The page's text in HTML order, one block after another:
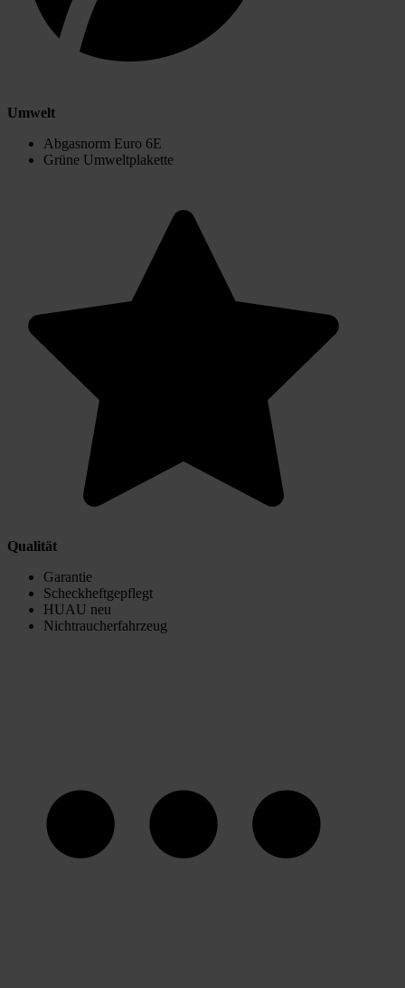
Umwelt
Abgasnorm Euro 6E
Grüne Umweltplakette
Qualität
Garantie
Scheckheftgepflegt
HUAU neu
Nichtraucherfahrzeug